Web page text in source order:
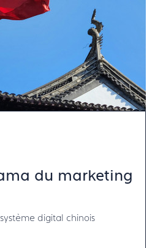
du marketing
digital chinois